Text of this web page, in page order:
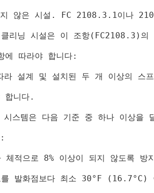
않은 시설 . FC 2108.3.1이나
리닝 시설은 이 조항(FC2108.3) 의
에 따라야 합니다:
라 설계 및 설치된 두 개 이상의 스
합니다.
시스템은 다음 기준 중 하나 이상을
:
체적으로 8% 이상이 되지 않도록 방
발화점보다 최소 30°F (16.7°C)